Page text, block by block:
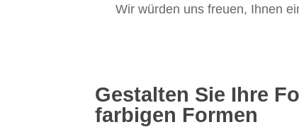
Wir würden uns freuen, Ihnen
Gestalten Sie Ihre
farbigen Formen